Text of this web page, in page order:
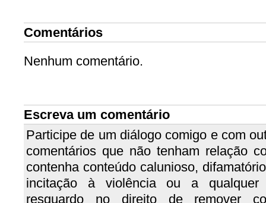
Comentários
Nenhum comentário.
Escreva um comentário
Participe de um diálogo comigo e com
comentários que não tenham relação
contenha conteúdo calunioso,
incitação à violência ou a qualquer
resguardo no direito de remover